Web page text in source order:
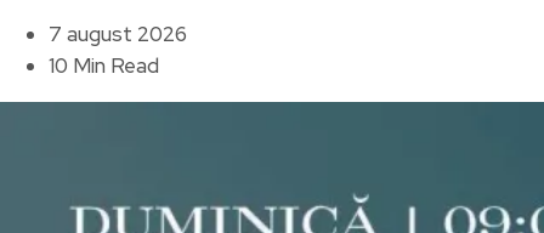
7 august 2026
10 Min Read